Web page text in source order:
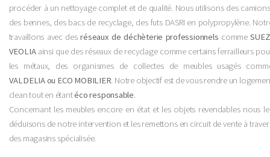
procéder à un nettoyage complet et de qualité. Nous utilisons des
des bennes, des bacs de recyclage, des futs DASRI en polypropylène.
travaillons avec desréseaux de déchèterie professionnels comme
VEOLIA ainsi que des réseaux de recyclage comme certains ferrailleurs
les métaux, des organismes de collectes de meubles usagés
VALDELIA ou ECO MOBILIER. Notre objectif est de vous rendre un
clean tout en étantéco responsable.
Concernant les meubles encore en état et les objets revendables nous
déduisons de notre intervention et les remettons en circuit de vente à
des magasins spécialisée.